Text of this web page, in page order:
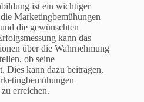
ist ein wichtiger
Marketingbemühungen
die gewünschten
kann das
über die Wahrnehmung
ob seine
Dies kann dazu beitragen,
erreichen.